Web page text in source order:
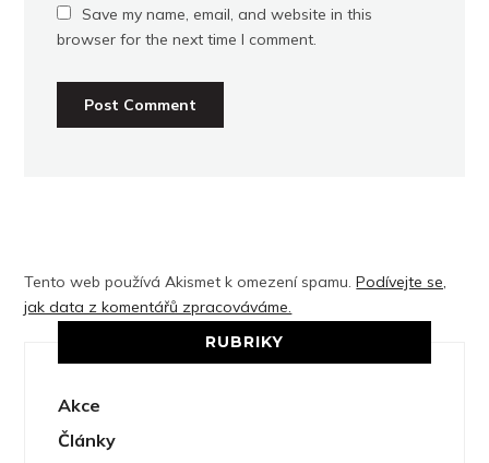
Save my name, email, and website in this
browser for the next time I comment.
Tento web používá Akismet k omezení spamu.Podívejte se,
jak data z komentářů zpracováváme.
RUBRIKY
Akce
Články